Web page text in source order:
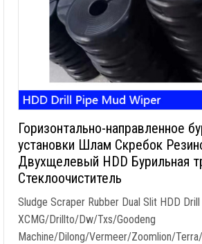
Горизонтально-направленное
установки Шлам Скребок
Двухщелевый HDD Бурильная
Стеклоочиститель
Sludge Scraper Rubber Dual Slit HDD
XCMG/Drillto/Dw/Txs/Goodeng
Machine/Dilong/Vermeer/Zoomlion/